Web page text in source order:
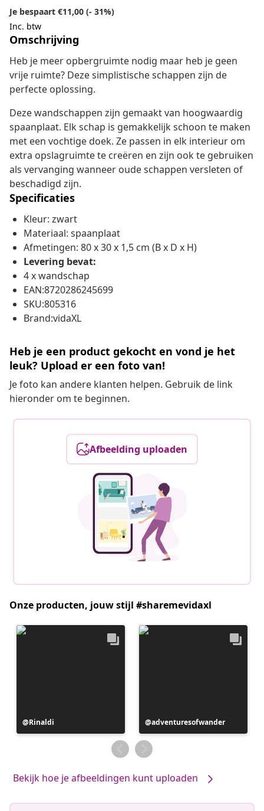
Je bespaart €11,00 (- 31%)
Inc. btw
Omschrijving
Heb je meer opbergruimte nodig maar heb je geen
vrije ruimte? Deze simplistische schappen zijn de
perfecte oplossing.
Deze wandschappen zijn gemaakt van hoogwaardig
spaanplaat. Elk schap is gemakkelijk schoon te maken
met een vochtige doek. Ze passen in elk interieur om
extra opslagruimte te creëren en zijn ook te gebruiken
als vervanging wanneer oude schappen versleten of
beschadigd zijn.
Specificaties
Kleur: zwart
Materiaal: spaanplaat
Afmetingen: 80 x 30 x 1,5 cm (B x D x H)
Levering bevat:
4 x wandschap
EAN:8720286245699
SKU:805316
Brand:vidaXL
Heb je een product gekocht en vond je het
leuk? Upload er een foto van!
Je foto kan andere klanten helpen. Gebruik de link
hieronder om te beginnen.
Afbeelding uploaden
Onze producten, jouw stijl #sharemevidaxl
Bericht
gepubliceerd
Rinaldi
Bericht
gepubliceerd
door
adventuresofwander
Bekijk hoe je afbeeldingen kunt uploaden